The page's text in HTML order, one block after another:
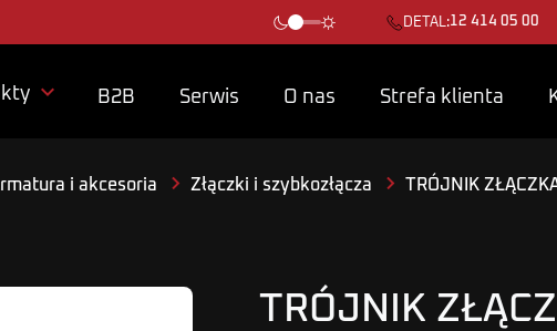
DETAL:12 414 05 00
 B2B Serwis O nas Strefa klienta
i akcesoria Złączki i szybkozłącza TRÓJNIK
TRÓJNIK